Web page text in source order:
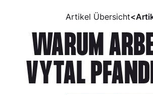
Artikel Übersicht<
WARUM
VYTAL